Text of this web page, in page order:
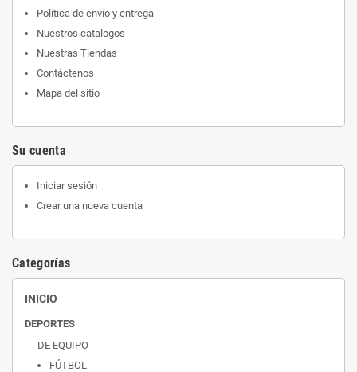
Política de envío y entrega
Nuestros catalogos
Nuestras Tiendas
Contáctenos
Mapa del sitio
Su cuenta
Iniciar sesión
Crear una nueva cuenta
Categorías
INICIO
DEPORTES
DE EQUIPO
FÚTBOL